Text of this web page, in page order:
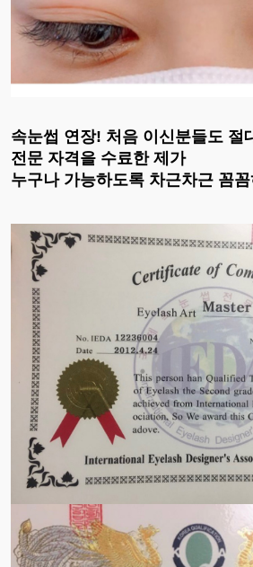
속눈썹 연장! 처음 이신분들도 절
전문 자격을 수료한 제가
누구나 가능하도록 차근차근 꼼